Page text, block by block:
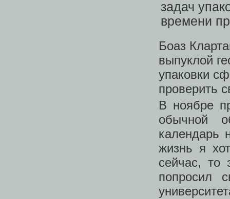
Боаз
выпуклой
упаковки
проверить
В ноябре
обычной
календарь
жизнь я
сейчас, то
попросил